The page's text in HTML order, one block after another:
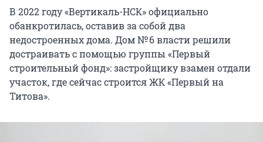
В 2022 году «Вертикаль-НСК» официально
обанкротилась, оставив за собой два
недостроенных дома. Дом № 6 власти решили
достраивать с помощью группы «Первый
строительный фонд»: застройщику взамен отдали
участок, где сейчас строится ЖК «Первый на
Титова».